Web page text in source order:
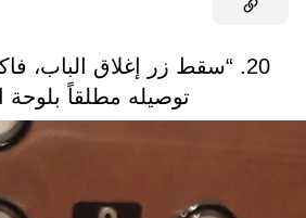
20. “سقط زر إغلاق الباب،
توصيله مطلقاً بلوحة